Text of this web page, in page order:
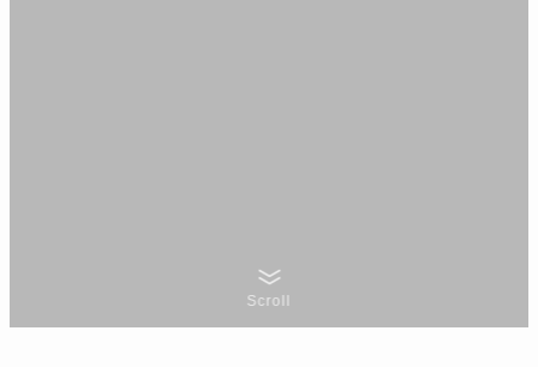
Scroll